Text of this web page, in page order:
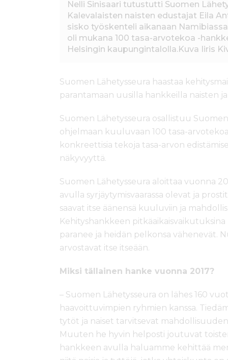
Nelli Sinisaari tutustutti Suomen
Kalevalaisten naisten edustajat Eila
sisko työskenteli aikanaan
oli mukana 100 tasa-arvotekoa -
Helsingin kaupungintalolla.Kuva Iiris
Suomen Lähetysseura haastaa
parantamaan uusilla hankkeilla naisten
Suomen Lähetysseura osallistuu
ohjelmaan kuuluvaan 100 tasa-
konkreettisia tekoja tasa-arvon
näkyvyyttä.
Suomen Lähetysseura aloittaa vuonna
avulla syrjäytymisvaarassa olevat ja
saavat itse äänensä kuuluviin ja
Kehityshankkeen
paranee ja heidän pelkonsa vähenevät.
arvostavat itse itseään.
Miksi tällainen hanke vuonna 2017?
– Suomen Lähetysseura on lähes 160
haavoittuvimpien ryhmien kanssa.
tytöt ja naiset tarvitsevat
Muuten he hyvin helposti joutuvat
hankkeen avulla haluamme kehittää